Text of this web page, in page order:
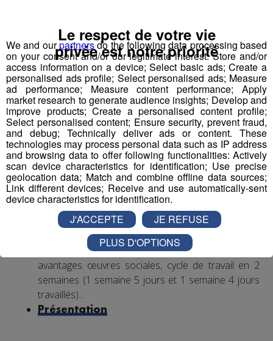
Aide Médico-Psychologique ou Aide-
Soignant diplômé ou faisant fonction
Expérience dans le handicap souhaitée, débutant
accepté.
Autre diplôme accepté : Moniteur-Educateur.
> poste à pourvoir dès que possible
Conditions
CDI, 35h hebdomadaires, travail 1 weekend /2
(prime les dimanches travaillés)
Rémunération base conventionnelle CCN 1966,
salaire brut mensuel (indicatif de base, ancienneté
et diplôme pris en compte) : 2 000€
Mutuelle prise en charge à 90% par l’employeur
Financement VAE et formations par l’employeur,
avantages œuvres sociales, cycle de travail en 2
semaines (1 semaine 5 jours et 1 semaine 4 jours
travaillés)...
Présentation
We and ourpartnersdo the following data processing based
on your consent and/or our legitimate interest: Store and/or
access information on a device; Select basic ads; Create a
personalised ads profile; Select personalised ads; Measure
ad performance; Measure content performance; Apply
market research to generate audience insights; Develop and
improve products; Create a personalised content profile;
Select personalised content; Ensure security, prevent fraud,
and debug; Technically deliver ads or content. These
technologies may process personal data such as IP address
and browsing data to offer following functionalities: Actively
scan device characteristics for identification; Use precise
geolocation data; Match and combine offline data sources;
Link different devices; Receive and use automatically-sent
device characteristics for identification.
Le respect de votre vie
privée est notre priorité
J'ACCEPTE
JE REFUSE
PLUS D'OPTIONS